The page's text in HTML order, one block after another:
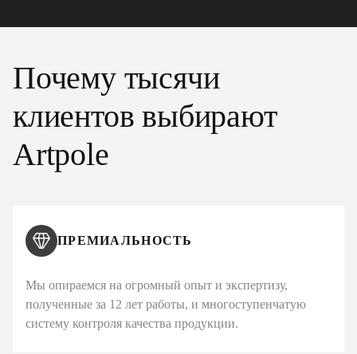
Почему тысячи
клиентов выбирают
Artpole
ПРЕМИАЛЬНОСТЬ
Мы опираемся на огромный опыт и экспертизу,
полученные за 12 лет работы, и многоступенчатую
систему контроля качества продукции.